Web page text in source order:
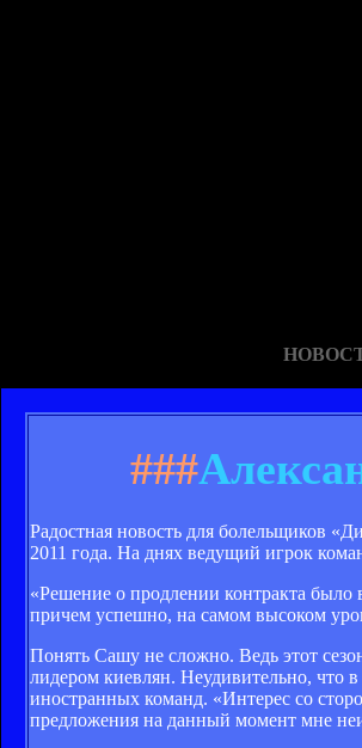
###
Радостная новость для болельщиков
2011 года. На днях ведущий игрок
«Решение о продлении контракта было
причем успешно, на самом высоком
Понять Сашу не сложно. Ведь этот
лидером киевлян. Неудивительно, что
иностранных команд. «Интерес со
предложения на данный момент мне